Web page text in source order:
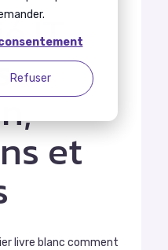
Refuser
IT
:
et
livre blanc comment